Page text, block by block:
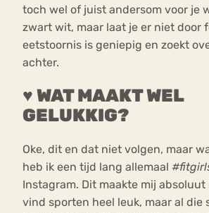
toch wel of juist andersom voor je
zwart wit, maar laat je er niet door
eetstoornis is geniepig en zoekt
achter.
♥ WAT MAAKT WEL
GELUKKIG?
Oke, dit en dat niet volgen, maar
heb ik een tijd lang allemaal
Instagram. Dit maakte mij
vind sporten heel leuk, maar al die